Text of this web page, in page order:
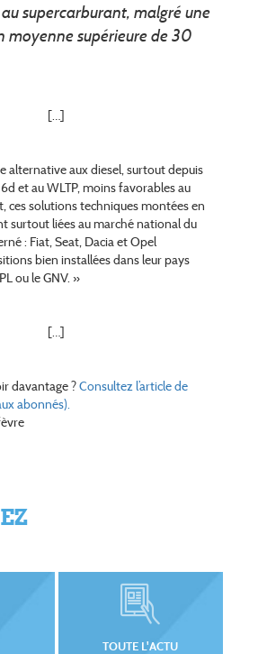
supercarburant, malgré une
moyenne supérieure de 30
[…]
alternative aux diesel, surtout depuis
6d et au WLTP, moins favorables au
ces solutions techniques montées en
surtout liées au marché national du
: Fiat, Seat, Dacia et Opel
bien installées dans leur pays
ou le GNV. »
[…]
davantage ?Consultez l’article de
abonnés).
TOUTE L'ACTU